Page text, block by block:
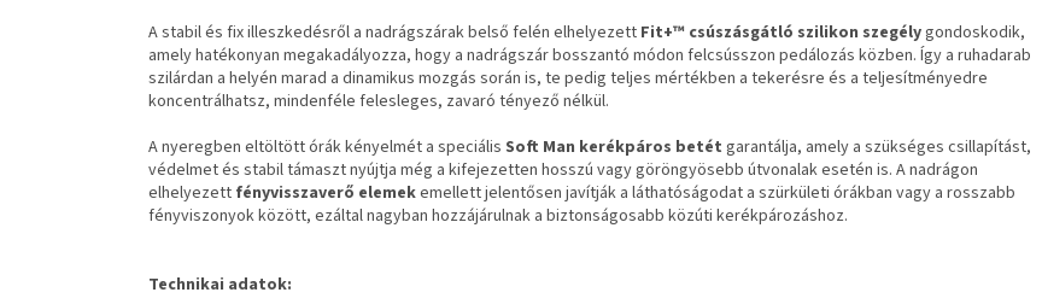
A stabil és fix illeszkedésről a nadrágszárak belső felén elhelyezett Fit+™ csúszásgátló szilikon szegélygondoskodik,
amely hatékonyan megakadályozza, hogy a nadrágszár bosszantó módon felcsússzon pedálozás közben. Így a ruhadarab
szilárdan a helyén marad a dinamikus mozgás során is, te pedig teljes mértékben a tekerésre és a teljesítményedre
koncentrálhatsz, mindenféle felesleges, zavaró tényező nélkül.
A nyeregben eltöltött órák kényelmét a speciális Soft Man kerékpáros betét garantálja, amely a szükséges csillapítást,
védelmet és stabil támaszt nyújtja még a kifejezetten hosszú vagy göröngyösebb útvonalak esetén is. A nadrágon
elhelyezett fényvisszaverő elemekemellett jelentősen javítják a láthatóságodat a szürkületi órákban vagy a rosszabb
fényviszonyok között, ezáltal nagyban hozzájárulnak a biztonságosabb közúti kerékpározáshoz.
Technikai adatok: